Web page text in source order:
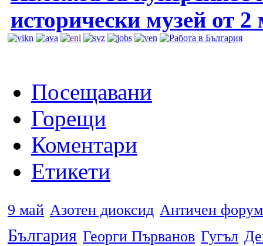
исторически музей от 2
Посещавани
Горещи
Коментари
Етикети
9 май Азотен диоксид Античен форум
България Георги Първанов Гугъл